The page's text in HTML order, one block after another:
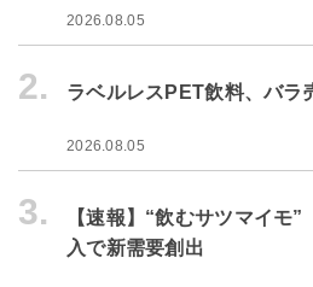
2026.08.05
2. ラベルレスPET飲料、バラ
2026.08.05
3.
【速報】“飲むサツマイモ
入で新需要創出